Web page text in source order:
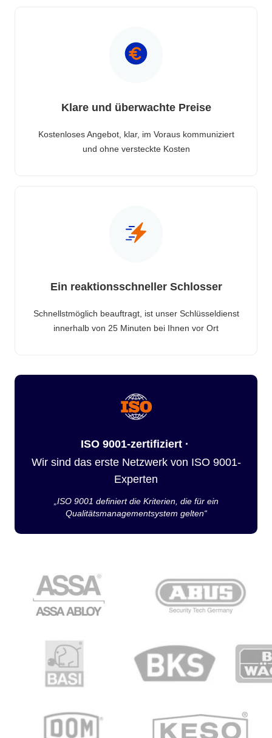
Klare und überwachte Preise
Kostenloses Angebot, klar, im Voraus kommuniziert
und ohne versteckte Kosten
Ein reaktionsschneller Schlosser
Schnellstmöglich beauftragt, ist unser Schlüsseldienst
innerhalb von 25 Minuten bei Ihnen vor Ort
ISO 9001-zertifiziert ·
Wir sind das erste Netzwerk von ISO 9001-
Experten
„ISO 9001 definiert die Kriterien, die für ein
Qualitätsmanagementsystem gelten“